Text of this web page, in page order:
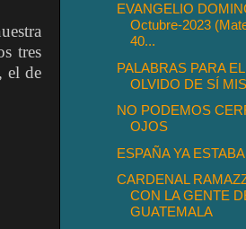
tres
el de
EVANGELIO
Octubre-2023
40...
PALABRAS PARA
OLVIDO DE SÍ
NO PODEMOS
OJOS
ESPAÑA YA
CARDENAL
CON LA GENTE
GUATEMALA